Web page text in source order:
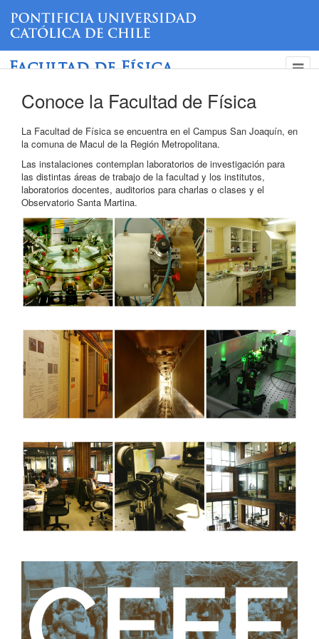
Facultad de Física
Conoce la Facultad de Física
La Facultad de Física se encuentra en el Campus San Joaquín, en
la comuna de Macul de la Región Metropolitana.
Las instalaciones contemplan laboratorios de investigación para
las distintas áreas de trabajo de la facultad y los institutos,
laboratorios docentes, auditorios para charlas o clases y el
Observatorio Santa Martina.